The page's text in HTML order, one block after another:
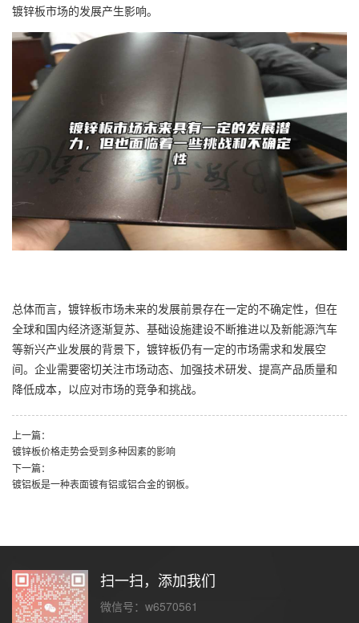
镀锌板市场的发展产生影响。
总体而言，镀锌板市场未来的发展前景存在一定的不确定性，但在
全球和国内经济逐渐复苏、基础设施建设不断推进以及新能源汽车
等新兴产业发展的背景下，镀锌板仍有一定的市场需求和发展空
间。企业需要密切关注市场动态、加强技术研发、提高产品质量和
降低成本，以应对市场的竞争和挑战。
上一篇：
镀锌板价格走势会受到多种因素的影响
下一篇：
镀铝板是一种表面镀有铝或铝合金的钢板。
扫一扫，添加我们
微信号：w6570561